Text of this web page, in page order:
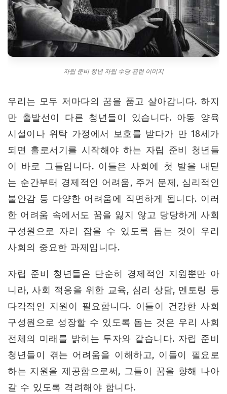
자립 준비 청년 자립 수당 관련 이미지
우리는 모두 저마다의 꿈을 품고 살아갑니다. 하지
만 출발선이 다른 청년들이 있습니다. 아동 양육
시설이나 위탁 가정에서 보호를 받다가 만 18세가
되면 홀로서기를 시작해야 하는 자립 준비 청년들
이 바로 그들입니다. 이들은 사회에 첫 발을 내딛
는 순간부터 경제적인 어려움, 주거 문제, 심리적인
불안감 등 다양한 어려움에 직면하게 됩니다. 이러
한 어려움 속에서도 꿈을 잃지 않고 당당하게 사회
구성원으로 자리 잡을 수 있도록 돕는 것이 우리
사회의 중요한 과제입니다.
자립 준비 청년들은 단순히 경제적인 지원뿐만 아
니라, 사회 적응을 위한 교육, 심리 상담, 멘토링 등
다각적인 지원이 필요합니다. 이들이 건강한 사회
구성원으로 성장할 수 있도록 돕는 것은 우리 사회
전체의 미래를 밝히는 투자와 같습니다. 자립 준비
청년들이 겪는 어려움을 이해하고, 이들이 필요로
하는 지원을 제공함으로써, 그들이 꿈을 향해 나아
갈 수 있도록 격려해야 합니다.